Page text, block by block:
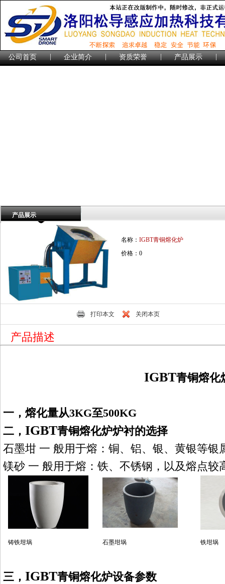
公司首页 | 企业简介 | 资质荣誉 | 产品展示 |
产品展示
名称： IGBT青铜熔化炉
价格：0
打印本文 关闭本页
产品描述
IGBT青铜熔化
一， 熔化量从3KG至500KG
二， IGBT青铜熔化炉炉衬的选择
石墨坩 一 般用于熔：铜、铝、银、黄银等银
镁砂 一 般用于熔：铁、不锈钢，以及熔点较
铸铁坩埚 石墨坩埚 铁坩埚
三， IGBT青铜熔化炉设备参数